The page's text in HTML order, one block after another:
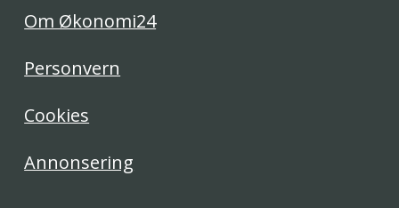
Om Økonomi24
Personvern
Cookies
Annonsering